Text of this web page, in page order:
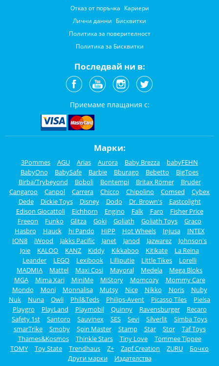
Отказ от поръчка Кариери
Лични данни Бисквитки
Политика за поверителност
Политика за Бисквитки
Последвай ни в:
Приемаме плащания с:
Марки:
3Pommes AGU Arias Aurora Baby Brezza
babyFEHN
BabyOno
BabySafe Barbie Bburago Bebetto
BigToes
Birba/Trybeyond
Boboli Bontempi Britax Römer
Bruder
Cangaroo
Canpol Carrera Chicco Chipolino Comsed
Cybex
Dede
Dickie Toys Disney Dodo Dr. Brown's
Eastcolight
Edison Giocattoli
Eichhorn Engino Falk Faro
Fisher Price
Freeon
Funko Glitza Goki Goliath Goliath Toys
Graco
Hasbro
Hauck hi Pando HiPP Hot Wheels Injusa
INTEX
ION8
iWood Jakks Pacific Janet Janod Jazwarez
Johnson's
Joie
KALOO KANZ Kiddy Kikkaboo Kitikate
La Reina
Leander
LEGO Lexibook Lilliputie Little Tikes
Lorelli
MADMIA
Mattel Maxi Cosi Mayoral Medela
Mega Bloks
MGA
Mima Xari MiniMe MiStory Momcozy
Mommy Care
Mondo
Moni Monnalisa Mutsy Nice Nikko Noris
Nuby
Nuk
Nuna Owli Phil&Teds Philips-Avent Picasso Tiles
Pielsa
Playgro
PlayLand Playmobil Quinny Ravensburger
Recaro
Safety 1st
Santoro Sauvinex SES Sevi Silverlit
Simba Toys
smarTrike
Smoby Spin Master Stamp Star Stor
Taf Toys
Thames&Kosmos
Thinkle Stars Tiny Love
Tommee Tippee
TOMY
Toy State Trendhaus Z+ Zapf Creation ZURU
Бочко
Други марки
Издателства